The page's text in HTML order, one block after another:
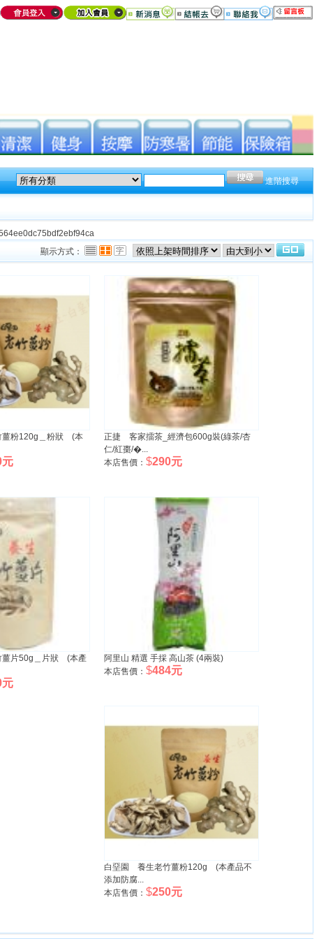
進階搜尋
顯示方式：
粉120g＿粉狀 (本
正捷 客家擂茶_經濟包600g裝(綠茶/杏
仁/紅棗/�...
本店售價： $290元
片50g＿片狀 (本產
阿里山 精選 手採 高山茶 (4兩裝)
本店售價： $484元
白堊園 養生老竹薑粉120g (本產品不
添加防腐...
本店售價： $250元